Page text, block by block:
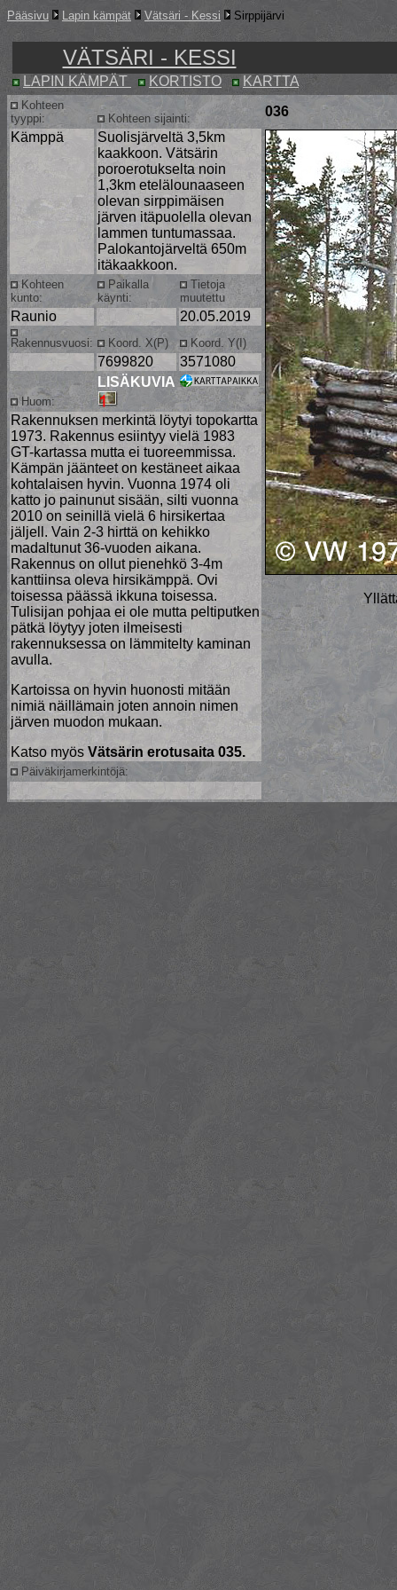
Pääsivu Lapin kämpät Vätsäri - Kessi Sirppijärvi
VÄTSÄRI - KESSI
LAPIN KÄMPÄT KORTISTO KARTTA
Kohteen
tyyppi:
Kohteen sijainti:
036
Kämppä
Suolisjärveltä 3,5km
kaakkoon. Vätsärin
poroerotukselta noin
1,3km etelälounaaseen
olevan sirppimäisen
järven itäpuolella olevan
lammen tuntumassaa.
Palokantojärveltä 650m
itäkaakkoon.
Kohteen
kunto:
Paikalla
käynti:
Tietoja
muutettu
Raunio 20.05.2019
Rakennusvuosi: Koord. X(P) Koord. Y(I)
7699820 3571080
Huom:
LISÄKUVIA
Rakennuksen merkintä löytyi topokartta
1973. Rakennus esiintyy vielä 1983
GT-kartassa mutta ei tuoreemmissa.
Kämpän jäänteet on kestäneet aikaa
kohtalaisen hyvin. Vuonna 1974 oli
katto jo painunut sisään, silti vuonna
2010 on seinillä vielä 6 hirsikertaa
jäljell. Vain 2-3 hirttä on kehikko
madaltunut 36-vuoden aikana.
Rakennus on ollut pienehkö 3-4m
kanttiinsa oleva hirsikämppä. Ovi
toisessa päässä ikkuna toisessa.
Tulisijan pohjaa ei ole mutta peltiputken
pätkä löytyy joten ilmeisesti
rakennuksessa on lämmitelty kaminan
avulla.
Kartoissa on hyvin huonosti mitään
nimiä näillämain joten annoin nimen
järven muodon mukaan.
Katso myös Vätsärin erotusaita 035.
Päiväkirjamerkintöjä: